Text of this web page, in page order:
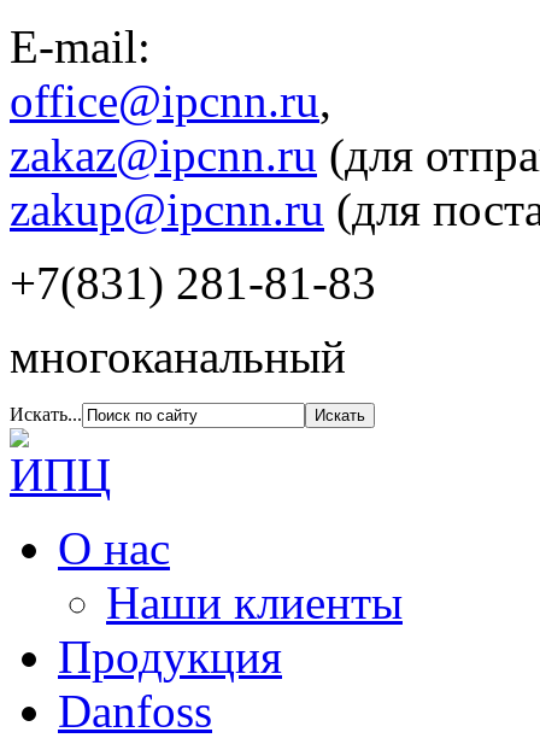
E-mail:
office@ipcnn.ru,
zakaz@ipcnn.ru (для
zakup@ipcnn.ru (для
+7(831) 281-81-83
многоканальный
Искать...
О нас
Наши клиенты
Продукция
Danfoss